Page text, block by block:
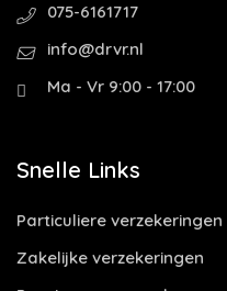
075-6161717
info@drvr.nl
Ma - Vr 9:00 - 17:00
Snelle Links
Particuliere verzekeringen
Zakelijke verzekeringen